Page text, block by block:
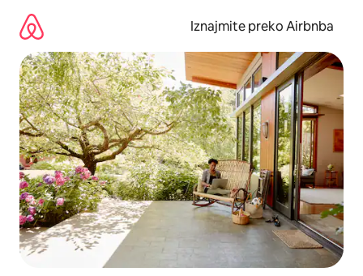
sadržaj
Iznajmite preko Airbnba